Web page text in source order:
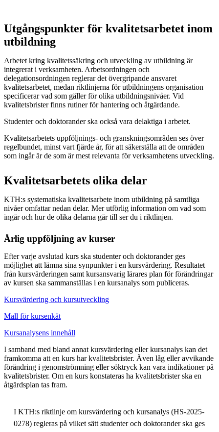
Utgångspunkter för kvalitetsarbetet inom
utbildning
Arbetet kring kvalitetssäkring och utveckling av utbildning är
integrerat i verksamheten. Arbetsordningen och
delegationsordningen reglerar det övergripande ansvaret
kvalitetsarbetet, medan riktlinjerna för utbildningens organisation
specificerar vad som gäller för olika utbildningsnivåer. Vid
kvalitetsbrister finns rutiner för hantering och åtgärdande.
Studenter och doktorander ska också vara delaktiga i arbetet.
Kvalitetsarbetets uppföljnings- och granskningsområden ses över
regelbundet, minst vart fjärde år, för att säkerställa att de områden
som ingår är de som är mest relevanta för verksamhetens utveckling.
Kvalitetsarbetets olika delar
KTH:s systematiska kvalitetsarbete inom utbildning på samtliga
nivåer omfattar nedan delar. Mer utförlig information om vad som
ingår och hur de olika delarna går till ser du i riktlinjen.
Årlig uppföljning av kurser
Efter varje avslutad kurs ska studenter och doktorander ges
möjlighet att lämna sina synpunkter i en kursvärdering. Resultatet
från kursvärderingen samt kursansvarig lärares plan för förändringar
av kursen ska sammanställas i en kursanalys som publiceras.
Kursvärdering och kursutveckling
Mall för kursenkät
Kursanalysens innehåll
I samband med bland annat kursvärdering eller kursanalys kan det
framkomma att en kurs har kvalitetsbrister. Även låg eller avvikande
förändring i genomströmning eller söktryck kan vara indikationer på
kvalitetsbrister. Om en kurs konstateras ha kvalitetsbrister ska en
åtgärdsplan tas fram.
I KTH:s riktlinje om kursvärdering och kursanalys (HS-2025-
0278) regleras på vilket sätt studenter och doktorander ska ges